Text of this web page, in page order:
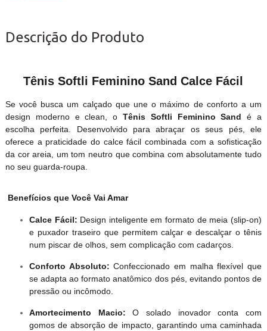
Descrição do Produto
Tênis Softli Feminino Sand Calce Fácil
Se você busca um calçado que une o máximo de conforto a um
design moderno e clean, o Tênis Softli Feminino Sand é a
escolha perfeita. Desenvolvido para abraçar os seus pés, ele
oferece a praticidade do calce fácil combinada com a sofisticação
da cor areia, um tom neutro que combina com absolutamente tudo
no seu guarda-roupa.
Benefícios que Você Vai Amar
Calce Fácil: Design inteligente em formato de meia (slip-on)
e puxador traseiro que permitem calçar e descalçar o tênis
num piscar de olhos, sem complicação com cadarços.
Conforto Absoluto: Confeccionado em malha flexível que
se adapta ao formato anatômico dos pés, evitando pontos de
pressão ou incômodo.
Amortecimento Macio: O solado inovador conta com
gomos de absorção de impacto, garantindo uma caminhada